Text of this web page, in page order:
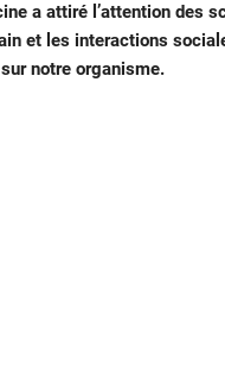
a attiré l ’attention des
et les interactions
notre organisme.